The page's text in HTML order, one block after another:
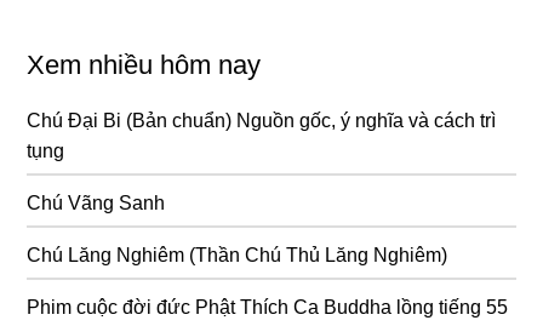
Xem nhiều hôm nay
Chú Đại Bi (Bản chuẩn) Nguồn gốc, ý nghĩa và cách trì
tụng
Chú Vãng Sanh
Chú Lăng Nghiêm (Thần Chú Thủ Lăng Nghiêm)
Phim cuộc đời đức Phật Thích Ca Buddha lồng tiếng 55